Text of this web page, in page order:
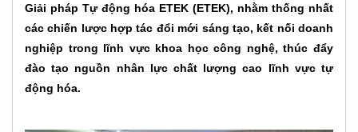
Giải pháp Tự động hóa ETEK (ETEK), nhằm thống nhất
các chiến lược hợp tác đổi mới sáng tạo, kết nối doanh
nghiệp trong lĩnh vực khoa học công nghệ, thúc đẩy
đào tạo nguồn nhân lực chất lượng cao lĩnh vực tự
động hóa.